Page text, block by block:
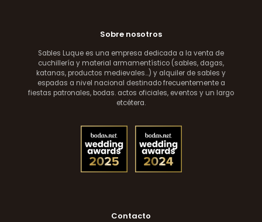
Sobre nosotros
Sables Luque es una empresa dedicada a la venta de
cuchillería y material armamentístico (sables, dagas,
katanas, productos medievales...) y alquiler de sables y
espadas a nivel nacional destinado frecuentemente a
fiestas patronales, bodas. actos oficiales, eventos y un largo
etcétera.
Contacto